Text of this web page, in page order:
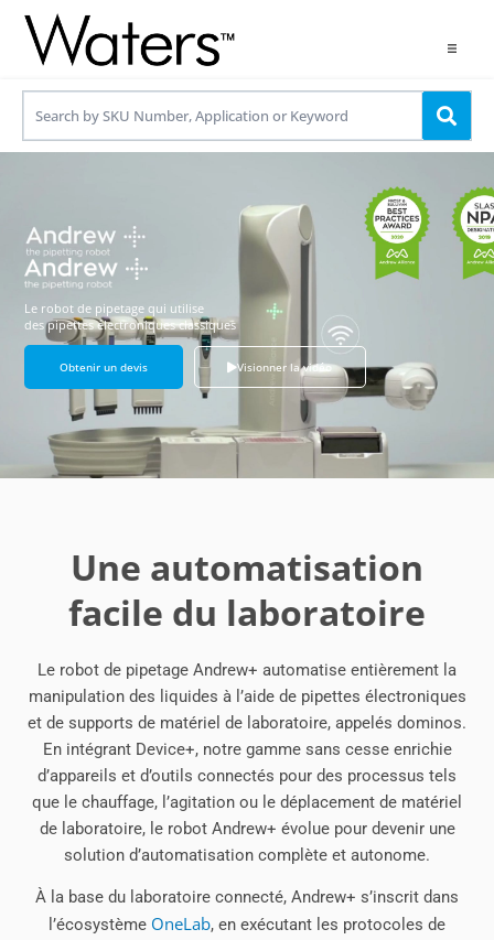
Products
Applications
Resources
Contact us
Use OneLab
Le robot de pipetage qui utilise
des pipettes électroniques classiques
Obtenir un devis Visionner la vidéo
Une automatisation
facile du laboratoire
Le robot de pipetage Andrew+ automatise entièrement la
manipulation des liquides à l’aide de pipettes électroniques
et de supports de matériel de laboratoire, appelés dominos.
En intégrant Device+, notre gamme sans cesse enrichie
d’appareils et d’outils connectés pour des processus tels
que le chauffage, l’agitation ou le déplacement de matériel
de laboratoire, le robot Andrew+ évolue pour devenir une
solution d’automatisation complète et autonome.
À la base du laboratoire connecté, Andrew+ s’inscrit dans
l’écosystème OneLab, en exécutant les protocoles de